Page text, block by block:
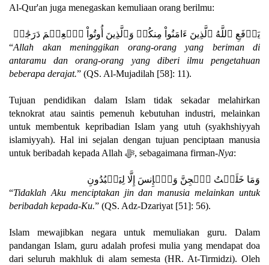
Al-Qur'an juga menegaskan kemuliaan orang berilmu:
يَرۡفَعِ ٱللَّهُ ٱلَّذِينَ ءَامَنُواْ مِنكُمۡ وَٱلَّذِينَ أُوتُواْ ٱلۡعِلۡمَ دَرَجَٰتۚ
“Allah akan meninggikan orang-orang yang beriman di
antaramu dan orang-orang yang diberi ilmu pengetahuan
beberapa derajat.” (QS. Al-Mujadilah [58]: 11).
Tujuan pendidikan dalam Islam tidak sekadar melahirkan
teknokrat atau saintis pemenuh kebutuhan industri, melainkan
untuk membentuk kepribadian Islam yang utuh (syakhshiyyah
islamiyyah). Hal ini sejalan dengan tujuan penciptaan manusia
untuk beribadah kepada Allah ﷻ, sebagaimana firman-Nya:
وَمَا خَلَقۡتُ ٱلۡجِنَّ وَٱلۡإِنسَ إِلَّا لِيَعۡبُدُونِ
“Tidaklah Aku menciptakan jin dan manusia melainkan untuk
beribadah kepada-Ku.” (QS. Adz-Dzariyat [51]: 56).
Islam mewajibkan negara untuk memuliakan guru. Dalam
pandangan Islam, guru adalah profesi mulia yang mendapat doa
dari seluruh makhluk di alam semesta (HR. At-Tirmidzi). Oleh